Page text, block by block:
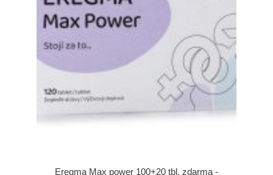
Eregma Max power 100+20 tbl. zdarma -